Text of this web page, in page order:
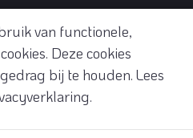
van functionele,
Deze cookies
bij te houden. Lees